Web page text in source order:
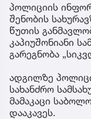
პოლიციის
შენობის
წუთის
კაპიუშონიანი
გარეგნობა
ადგილზე
სახანძრო
მამაკაცი
დააკავეს.